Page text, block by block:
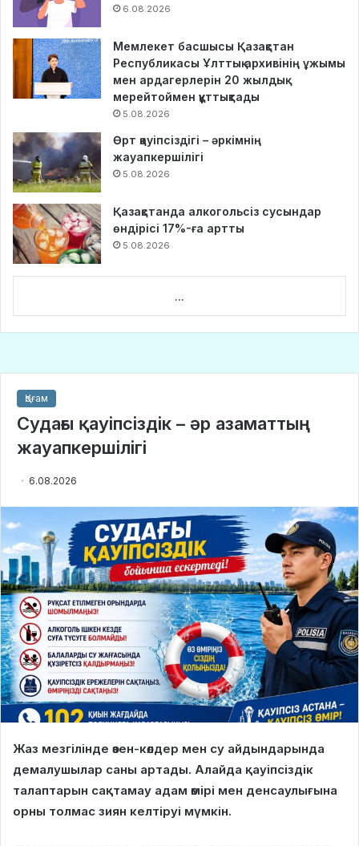
6.08.2026
Мемлекет басшысы Қазақстан
Республикасы Ұлттық архивінің ұжымы
мен ардагерлерін 20 жылдық
мерейтоймен құттықтады
5.08.2026
Өрт қауіпсіздігі – әркімнің
жауапкершілігі
5.08.2026
Қазақстанда алкогольсіз сусындар
өндірісі 17%-ға артты
5.08.2026
...